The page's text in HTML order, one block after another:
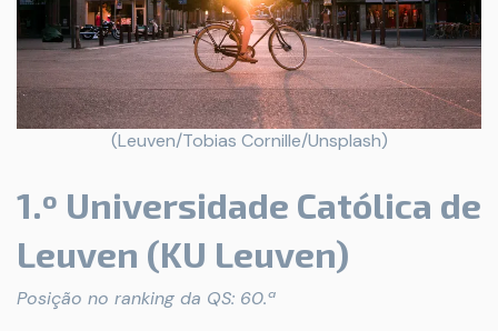
(Leuven/Tobias Cornille/Unsplash)
1.º Universidade Católica de
Leuven (KU Leuven)
Posição no ranking da QS: 60.ª